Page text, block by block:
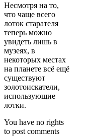
Несмотря на то,
что чаще всего
лоток старателя
теперь можно
увидеть лишь в
музеях, в
некоторых местах
на планете всё ещё
существуют
золотоискатели,
использующие
лотки.
You have no rights
to post comments